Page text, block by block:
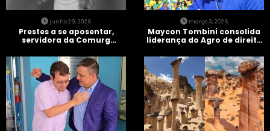
junho 29, 2026
Prestes a se aposentar,
servidora da Comurg
entra em protocolo de
morte encefálica
março 3, 2026
Maycon Tombini consolida
liderança do Agro de direita
Brasil” em Goiânia